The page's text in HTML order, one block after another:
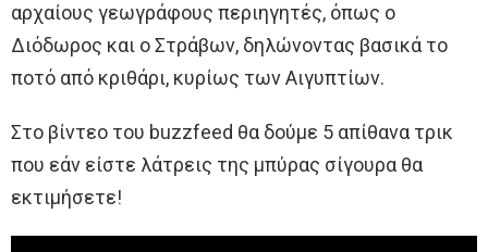
αρχαίους γεωγράφους περιηγητές, όπως ο
Διόδωρος και ο Στράβων, δηλώνοντας βασικά το
ποτό από κριθάρι, κυρίως των Αιγυπτίων.
Στο βίντεο του buzzfeed θα δούμε 5 απίθανα τρικ
που εάν είστε λάτρεις της μπύρας σίγουρα θα
εκτιμήσετε!